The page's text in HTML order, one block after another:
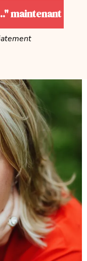
maintenant